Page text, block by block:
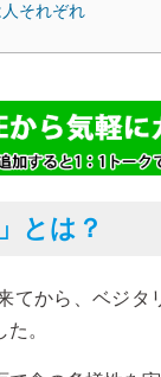
人それぞれ
とは？
てから、ベジ
。